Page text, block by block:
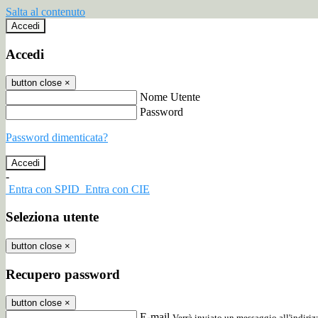
Salta al contenuto
Accedi
Accedi
button close ×
Nome Utente
Password
Password dimenticata?
-
Entra con SPID Entra con CIE
Seleziona utente
button close ×
Recupero password
button close ×